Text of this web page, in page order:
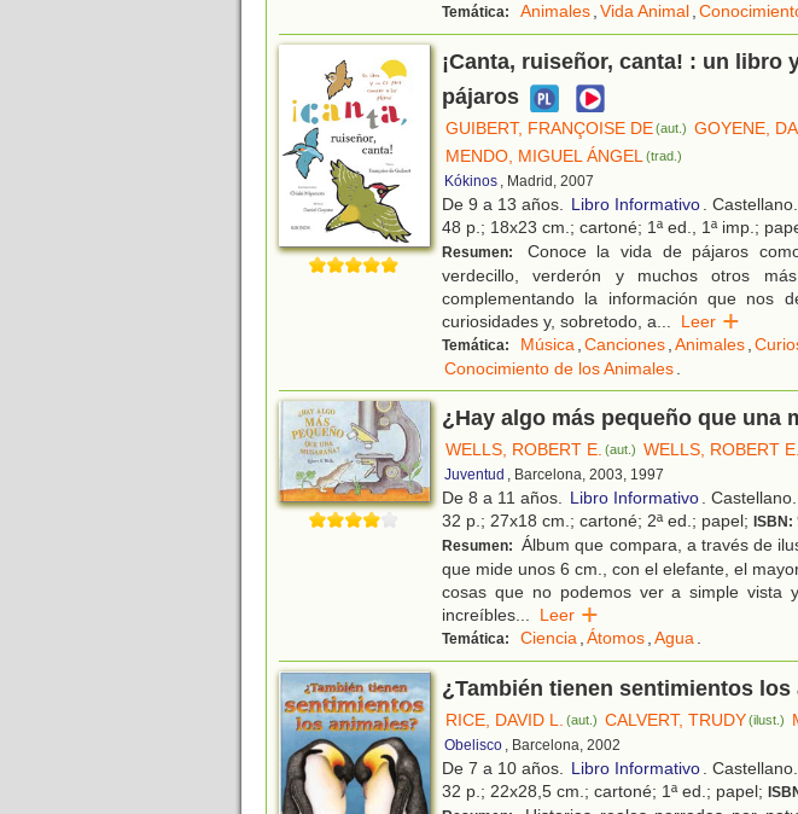
Temática: Animales Vida Animal
¡Canta, ruiseñor, canta! : un libro
pájaros
GUIBERT, FRANÇOISE DE(aut.) GOYENE,
MENDO, MIGUEL ÁNGEL (trad.)
Kókinos , Madrid, 2007
De 9 a 13 años. Libro Informativo
. Castellano.
48 p.; 18x23 cm.; cartoné; 1ª ed., 1ª imp.;
Resumen:
Conoce la vida de pájaros
verdecillo, verderón y muchos otros
complementando la información que nos
curiosidades y, sobretodo, a
Leer
Temática: Música Canciones Animales
Conocimiento de los Animales
¿Hay algo más pequeño que una
WELLS, ROBERT E. (aut.) WELLS, ROBERT E.
Juventud , Barcelona, 2003, 1997
De 8 a 11 años. Libro Informativo
. Castellano.
32 p.; 27x18 cm.; cartoné; 2ª ed.; papel; ISBN:
Resumen: Álbum que compara, a través de
que mide unos 6 cm., con el elefante, el
cosas que no podemos ver a simple vista
increíbles
Leer
Temática: Ciencia Átomos Agua
¿También tienen sentimientos los
RICE, DAVID L. (aut.) CALVERT, TRUDY(ilust.)
Obelisco , Barcelona, 2002
De 7 a 10 años. Libro Informativo
. Castellano.
32 p.; 22x28,5 cm.; cartoné; 1ª ed.; papel;